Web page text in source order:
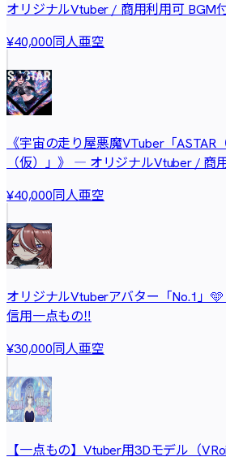
オリジナルVtuber / 商用利用可 BGM
¥40,000同人亜空
《宇宙の走り屋悪魔VTuber「ASTAR
（仮）」》 ― オリジナルVtuber / 商
¥40,000同人亜空
オリジナルVtuberアバター「No.1」
信用一点もの‼️
¥30,000同人亜空
【一点もの】Vtuber用3Dモデル（